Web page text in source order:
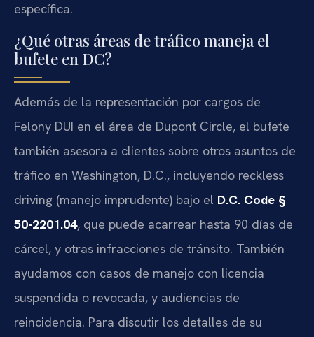
específica.
¿Qué otras áreas de tráfico maneja el
bufete en DC?
Además de la representación por cargos de
Felony DUI en el área de Dupont Circle, el bufete
también asesora a clientes sobre otros asuntos de
tráfico en Washington, D.C., incluyendo reckless
driving (manejo imprudente) bajo el D.C. Code §
50-2201.04, que puede acarrear hasta 90 días de
cárcel, y otras infracciones de tránsito. También
ayudamos con casos de manejo con licencia
suspendida o revocada, y audiencias de
reincidencia. Para discutir los detalles de su